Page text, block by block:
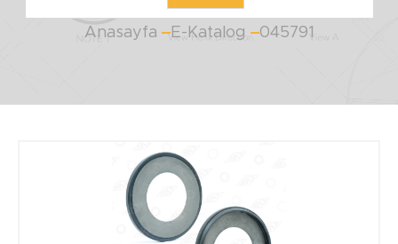
Anasayfa E-Katalog 045791